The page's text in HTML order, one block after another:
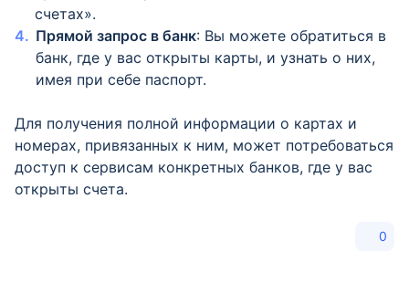
счетах».
Прямой запрос в банк: Вы можете обратиться в
банк, где у вас открыты карты, и узнать о них,
имея при себе паспорт.
Для получения полной информации о картах и
номерах, привязанных к ним, может потребоваться
доступ к сервисам конкретных банков, где у вас
открыты счета.
0